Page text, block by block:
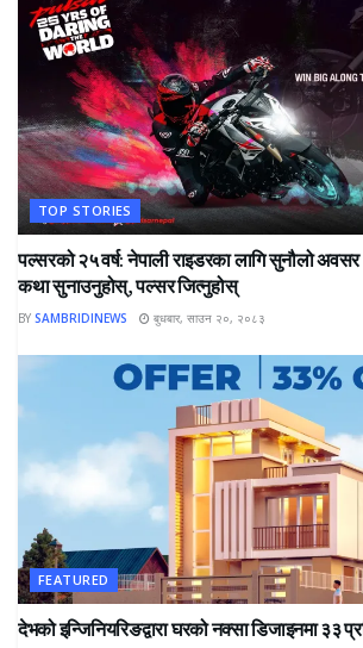
TOP STORIES
पल्सरको २५ वर्ष: नेपाली राइडरका लागि सुनौलो अवसर
कथा सुनाउनुहोस्, पल्सर जित्नुहोस्
BY SAMBRIDINEWS बुधबार, साउन २०, २०८३
FEATURED
देभको इन्जिनियरिङद्वारा घरको नक्सा डिजाइनमा ३३